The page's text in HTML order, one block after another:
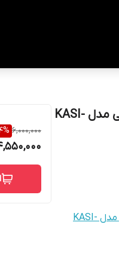
حشره کش شهاب گستر دو لامپ 8 وات خانگی کاسی مدل KASI-
حشره کش شهاب گستر دو لامپ 8 وات خانگی کاسی مدل KASI-
6,000,000
%